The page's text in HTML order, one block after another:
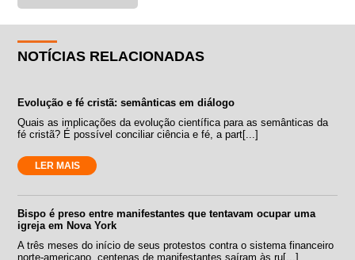
NOTÍCIAS RELACIONADAS
Evolução e fé cristã: semânticas em diálogo
Quais as implicações da evolução científica para as semânticas da
fé cristã? É possível conciliar ciência e fé, a part[...]
LER MAIS
Bispo é preso entre manifestantes que tentavam ocupar uma
igreja em Nova York
A três meses do início de seus protestos contra o sistema financeiro
norte-americano, centenas de manifestantes saíram às ru[...]